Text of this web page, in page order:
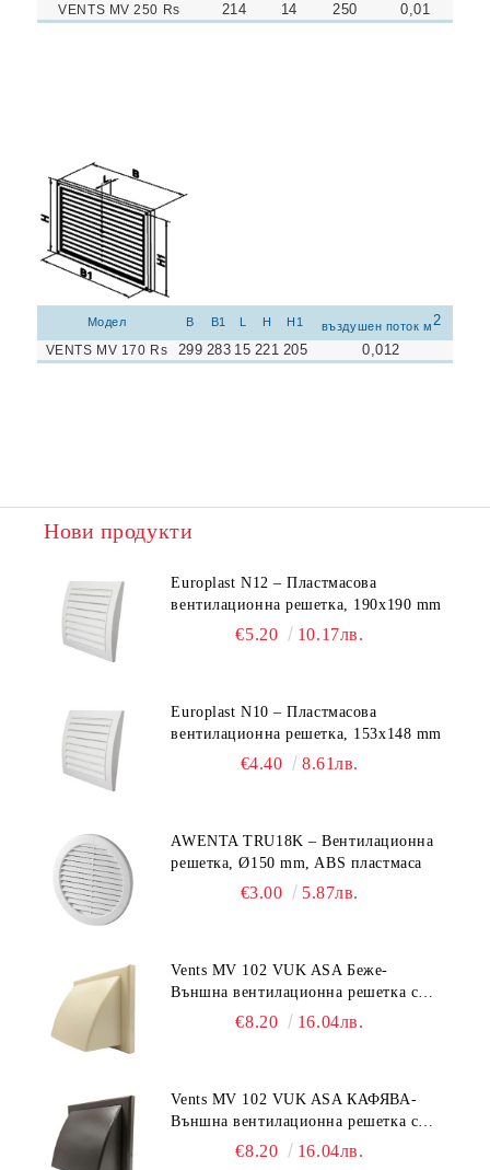
VENTS MV 250 Rs 214 14 250 0,01
Модел B B1 L H H1 въздушен поток м2
VENTS MV 170 Rs 299 283 15 221 205 0,012
Нови продукти
Europlast N12 – Пластмасова
вентилационна решетка, 190x190 mm
€5.20 10.17лв.
Europlast N10 – Пластмасова
вентилационна решетка, 153x148 mm
€4.40 8.61лв.
AWENTA TRU18K – Вентилационна
решетка, Ø150 mm, ABS пластмаса
€3.00 5.87лв.
Vents MV 102 VUK ASA Беже-
Външна вентилационна решетка с
гравитачна клапа Ø 100, Ø 125,
€8.20 16.04лв.
Vents MV 102 VUK ASA КАФЯВА-
Външна вентилационна решетка с
гравитачна клапа Ø 100, Ø 125,
€8.20 16.04лв.